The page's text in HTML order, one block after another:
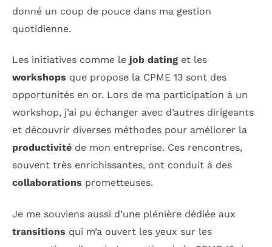
donné un coup de pouce dans ma gestion
quotidienne.
Les initiatives comme le job dating et les
workshops que propose la CPME 13 sont des
opportunités en or. Lors de ma participation à un
workshop, j’ai pu échanger avec d’autres dirigeants
et découvrir diverses méthodes pour améliorer la
productivité de mon entreprise. Ces rencontres,
souvent très enrichissantes, ont conduit à des
collaborations prometteuses.
Je me souviens aussi d’une plénière dédiée aux
transitions qui m’a ouvert les yeux sur les